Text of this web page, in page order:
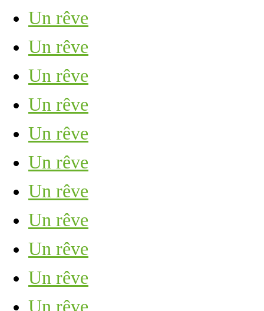
Un rêve
Un rêve
Un rêve
Un rêve
Un rêve
Un rêve
Un rêve
Un rêve
Un rêve
Un rêve
Un rêve